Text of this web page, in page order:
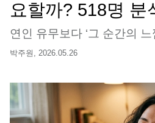
요할까? 518명 분
연인 유무보다 ‘그 순간의
박주원, 2026.05.26